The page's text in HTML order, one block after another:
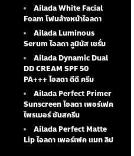
Ailada White Facial
Foamโฟมล้างหน้าไอลดา
Ailada Luminous
Serumไอลดา ลูมินัส เซรั่ม
Ailada Dynamic Dual
DD CREAM SPF 50
PA+++ ไอลดา ดีดี ครีม
Ailada Perfect Primer
Sunscreen ไอลดา เพอร์เฟค
ไพรเมอร์ ซันสกรีน
Ailada Perfect Matte
Lip ไอลดา เพอร์เฟค แมท ลิป